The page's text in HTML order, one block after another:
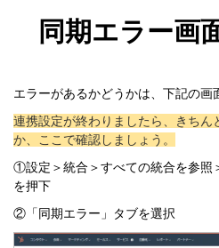
同期エラー画
エラーがあるかどうかは、下記の画
連携設定が終わりましたら、きちん
か、ここで確認しましょう。
①設定＞統合＞すべての統合を参照
を押下
②「同期エラー」タブを選択